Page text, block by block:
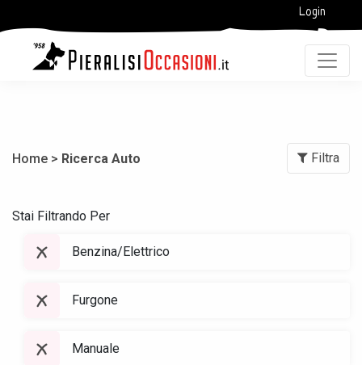
Login
Home > Ricerca Auto Filtra
Stai Filtrando Per
Benzina/Elettrico
Furgone
Manuale